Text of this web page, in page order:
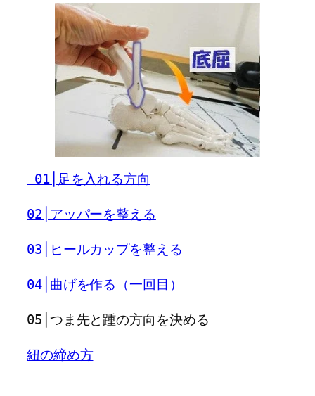
01│足を入れる方向
02│アッパーを整える
03│ヒールカップを整える
04│曲げを作る（一回目）
05│つま先と踵の方向を決める
紐の締め方